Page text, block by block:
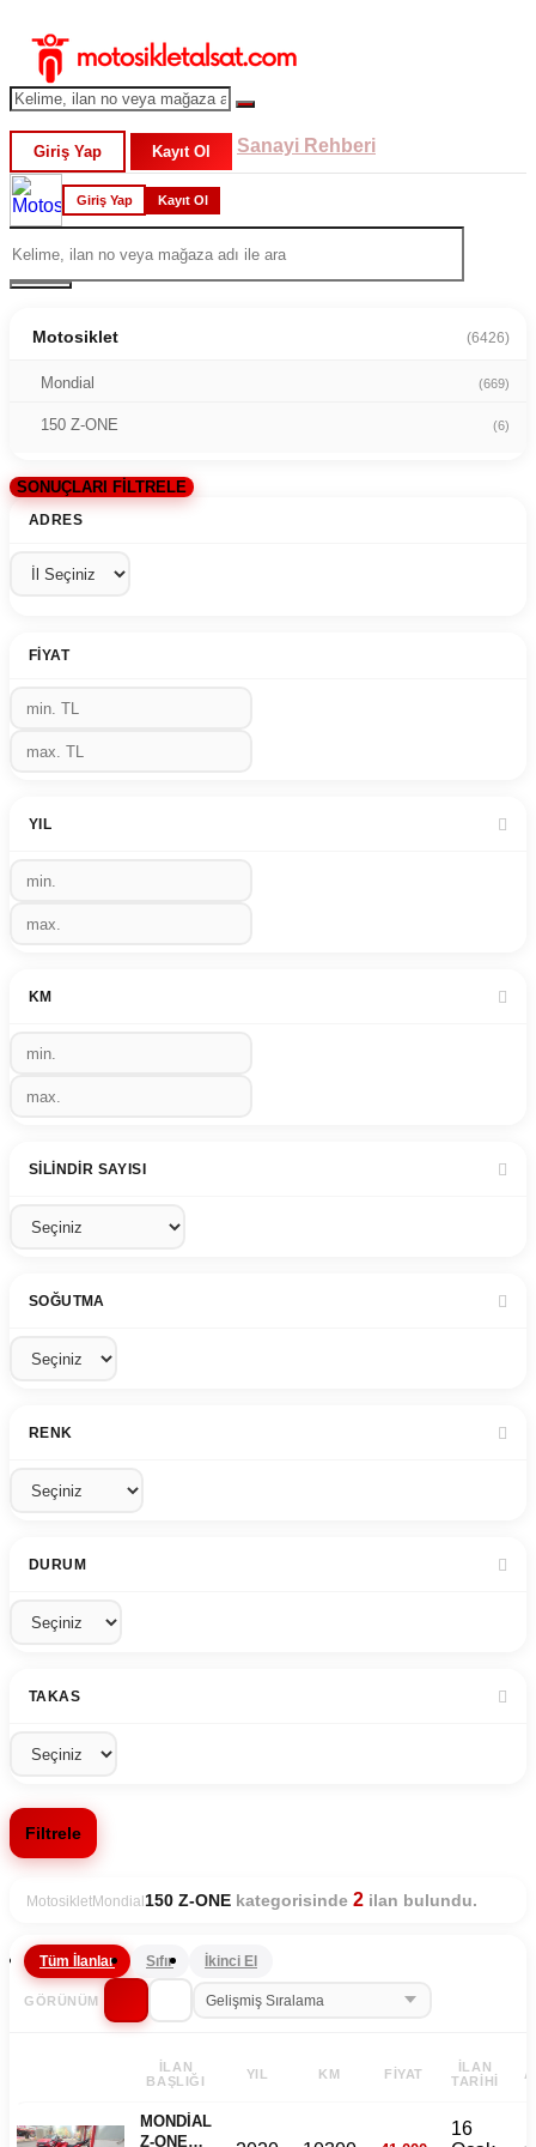
Giriş Yap Kayıt Ol Sanayi Rehberi
Giriş Yap Kayıt Ol
Motosiklet (6426)
Mondial (669)
150 Z-ONE (6)
SONUÇLARI FİLTRELE
ADRES
FIYAT
YIL
KM
SILINDIR SAYISI
SOĞUTMA
RENK
DURUM
TAKAS
Filtrele
MotosikletMondial 150 Z-ONE kategorisinde 2 ilan bulundu.
Tüm İlanlar Sıfır İkinci El
GÖRÜNÜM
İLAN
BAŞLIĞI
YIL KM FIYAT
İLAN
TARIHI
MONDİAL
Z-ONE
16